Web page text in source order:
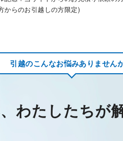
からのお引越しの方限定)
引越のこんなお悩みありません
わたしたちが